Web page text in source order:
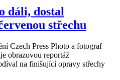
dáli, dostal
střechu
Czech Press Photo a fotograf
obrazovou reportáž
na finišující opravy střechy